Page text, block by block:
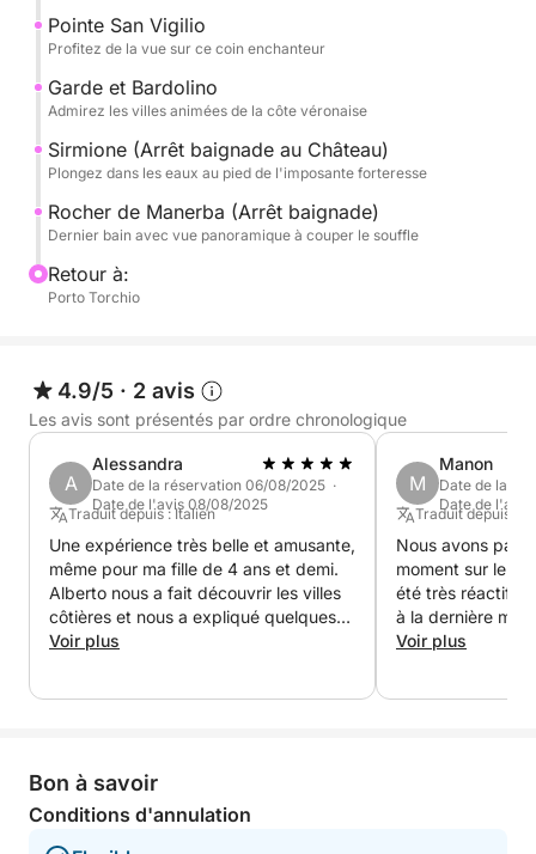
siècle et son port de plaisance enchanteur.
L'excursion se poursuivra jusqu'à la ville animée de
leurs vins et leur atmosphère chaleureuse. Nous
ferons une halte pour une baignade inoubliable à
Sirmione, juste sous l'imposant château Scaligero,
une occasion unique de plonger dans les eaux
thermales du lac. Enfin, nous ferons une dernière
pause rafraîchissante à la Rocca di Manerba, avec
Pendant l'excursion, vous disposerez de
suffisamment d'eau pour vous rafraîchir et d'une
chaîne stéréo pour accompagner votre balade au
son de votre musique préférée, créant ainsi
l'ambiance idéale. Une expérience complète, idéale
pour ceux qui recherchent détente, beauté, histoire
et un aperçu des merveilles les plus emblématiques
du lac de Garde.
Pointe San Vigilio
Profitez de la vue sur ce coin enchanteur
Garde et Bardolino
Admirez les villes animées de la côte véronaise
Sirmione (Arrêt baignade au Château)
Plongez dans les eaux au pied de l'imposante forteresse
Rocher de Manerba (Arrêt baignade)
Dernier bain avec vue panoramique à couper le souffle
Retour à:
Porto Torchio
4.9/5 · 2 avis
Les avis sont présentés par ordre chronologique
A
Alessandra
Date de la réservation 06/08/2025 ·
Date de l'avis 08/08/2025
Traduit depuis : Italien
Une expérience très belle et amusante,
même pour ma fille de 4 ans et demi.
Alberto nous a fait découvrir les villes
côtières et nous a expliqué quelques
curiosités locales.
Voir plus
M
Manon
Date de la
Date de
Traduit depuis :
Nous avons
moment sur le
été très réactif
à la dernière
Voir plus
Bon à savoir
Conditions d'annulation